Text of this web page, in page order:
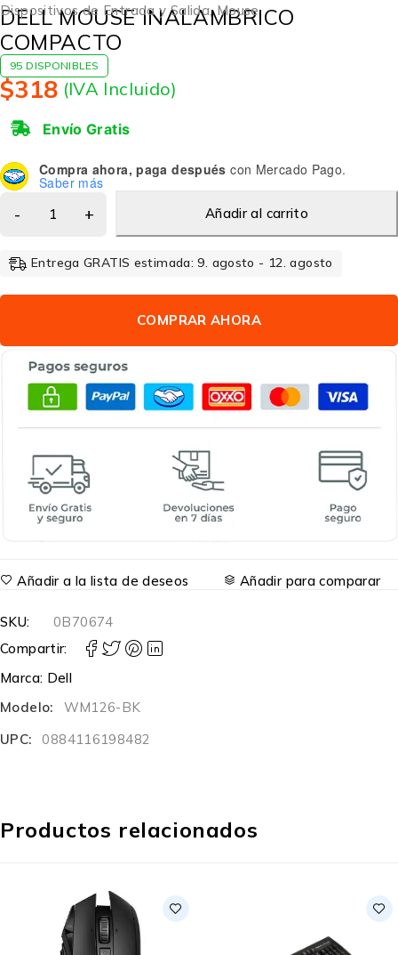
Dispositivos de Entrada y Salida,Mouse
DELL MOUSE INALAMBRICO
COMPACTO
95 DISPONIBLES
$318 (IVA Incluido)
Envío Gratis
Compra ahora, paga después con Mercado Pago.
Saber más
Añadir al carrito
Entrega GRATIS estimada: 9. agosto - 12. agosto
COMPRAR AHORA
Añadir a la lista de deseos Añadir para comparar
SKU:
0B70674
Compartir:
Marca: Dell
Modelo:
WM126-BK
UPC:
0884116198482
Productos relacionados